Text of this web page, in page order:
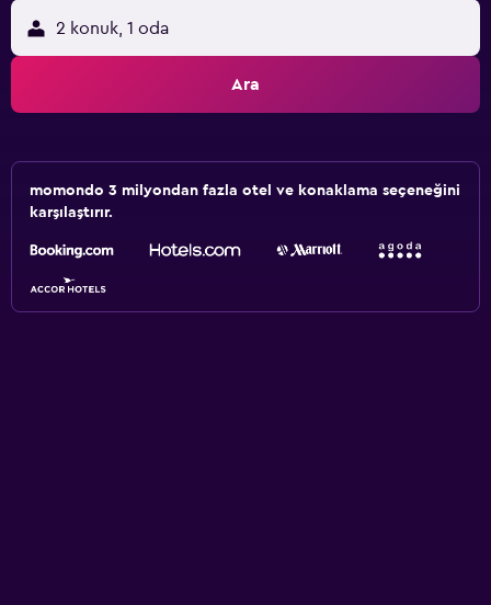
2 konuk, 1 oda
Ara
momondo 3 milyondan fazla otel ve konaklama seçeneğini
karşılaştırır.